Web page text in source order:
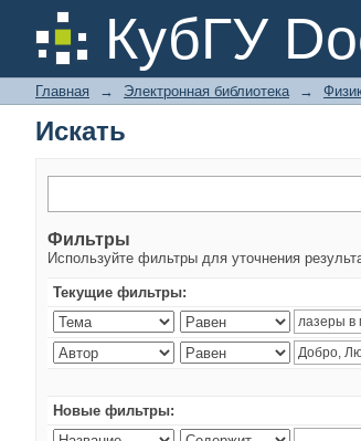
КубГУ
Искать
Главная → Электронная библиотека →
Искать
Фильтры
Используйте фильтры для уточнения
Текущие фильтры:
Новые фильтры: